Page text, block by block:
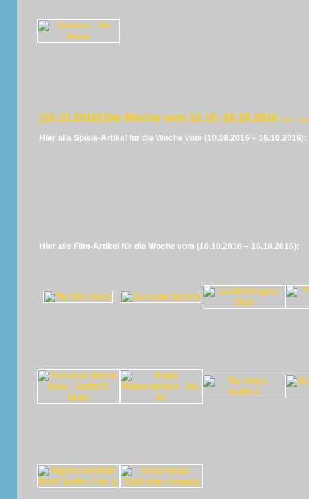
[16.10.2016] Die Woche vom 10.10.-16.10.2016 von
Hier alle Spiele-Artikel für die Woche vom (10.10.2016 – 16.10.2016):
Hier alle Film-Artikel für die Woche vom (10.10.2016 – 16.10.2016):